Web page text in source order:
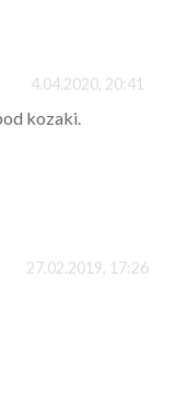
4.04.2020, 20:41
kozaki.
27.02.2019, 17:26